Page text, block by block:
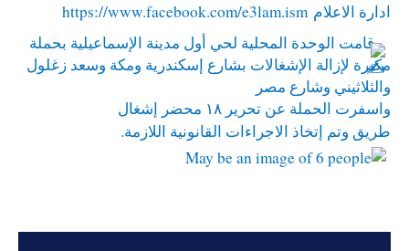
​ادارة الاعلامhttps://www.facebook.com/e3lam.ism
قامت الوحدة المحلية لحي أول مدينة الإسماعيلية بحملة
مكبرة لإزالة الإشغالات بشارع إسكندرية ومكة وسعد زغلول
والثلاثيني وشارع مصر
واسفرت الحملة عن تحرير ١٨ محضر إشغال
طريق وتم إتخاذ الاجراءات القانونية اللازمة.